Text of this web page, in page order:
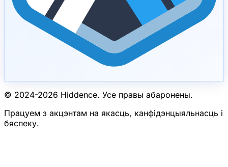
© 2024-2026 Hiddence. Усе правы абаронены.
Працуем з акцэнтам на якасць, канфідэнцыяльнасць і
бяспеку.